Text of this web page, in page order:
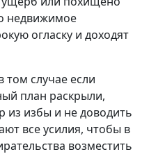
недвижимое
огласку и доходят
случае если
план раскрыли,
из избы и не доводить
все усилия, чтобы в
возместить